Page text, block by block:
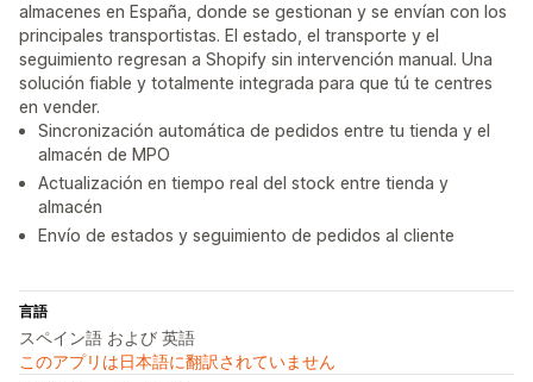
almacenes en España, donde se gestionan y se envían con los
principales transportistas. El estado, el transporte y el
seguimiento regresan a Shopify sin intervención manual. Una
solución fiable y totalmente integrada para que tú te centres
en vender.
Sincronización automática de pedidos entre tu tienda y el
almacén de MPO
Actualización en tiempo real del stock entre tienda y
almacén
Envío de estados y seguimiento de pedidos al cliente
言語
スペイン語 および 英語
このアプリは日本語に翻訳されていません